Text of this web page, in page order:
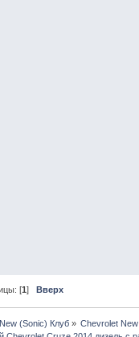
[1] Вверх
(Sonic) Клуб» Chevrolet